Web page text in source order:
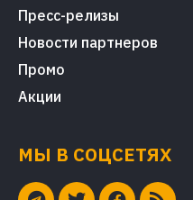
Пресс-релизы
Новости партнеров
Промо
Акции
МЫ В СОЦСЕТЯХ